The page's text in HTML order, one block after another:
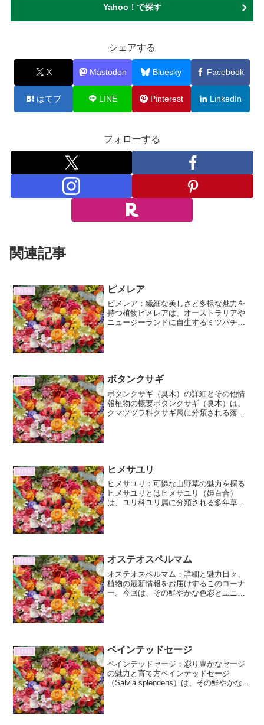
Yahoo！で探す
シェアする
X Mastodon Bluesky Facebook
はてブ LINE Pinterest LinkedIn
フォローする
関連記事
花情報 ピメレア
ピメレア：繊細な美しさと多様な魅力を
持つ植物ピメレアは、オーストラリアや
ニュージーランドに自生するミツバチ科
花情報 ボタンクサギ
ボタンクサギ（臭木）の詳細とその他情
報植物の概要ボタンクサギ（臭木）は、
クマツヅラ科クサギ属に分類される落葉
花情報 ヒメサユリ
ヒメサユリ：可憐な山野草の魅力を探る
ヒメサユリとはヒメサユリ（姫百合）
は、ユリ科ユリ属に分類される多年草で
花情報 オステオスペルマム
オステオスペルマム：詳細と魅力日々、
植物の最新情報をお届けするこのコーナ
ー。今回は、その鮮やかな色彩とユニー
花情報 ペインテッドセージ
ペインテッドセージ：彩り豊かなセージ
の魅力と育て方ペインテッドセージ
（Salvia splendens）は、その鮮やかな花